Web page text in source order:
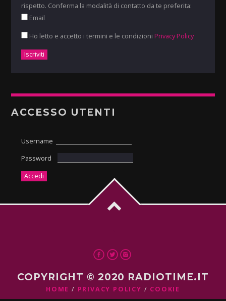
rispetto. Conferma la modalità di contatto da te preferita:
Email
Ho letto e accetto i termini e le condizioni Privacy Policy
ACCESSO UTENTI
Username
Password
COPYRIGHT © 2020 RADIOTIME.IT
HOME PRIVACY POLICY COOKIE